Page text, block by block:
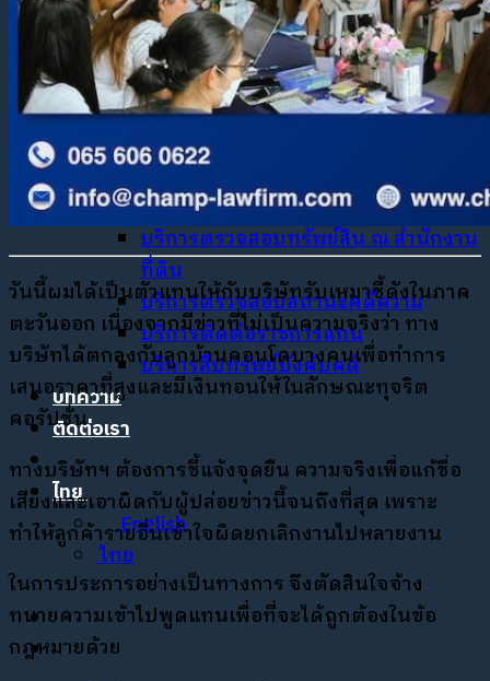
บริการตรวจสอบธุรกิจ
บริการด้านกฎหมายต่างๆ
บริการด้านพินัยกรรม / จัดการมรดก
บริการแปลเอกสารราชการ
บริการขอใบอนุญาตต่างๆ
Notary Public
บริการตรวจสอบสถานะทางกฎหมาย
บริการตรวจสอบทรัพย์สิน ณ สำนักงาน
ที่ดิน
บริการตรวจสอบสถานะคดีความ
บริการติดต่อราชการแทน
บริการสืบทรัพย์บังคับคดี
บทความ
ติดต่อเรา
ไทย
English
ไทย
วันนี้ผมได้เป็นตัวแทนให้กับบริษัทรับเหมาชี้ดังในภาค
ตะวันออก เนื่องจากมีข่าวที่ไม่เป็นความจริงว่า ทาง
บริษัทได้ตกลงกับลูกบ้านคอนโดบางคนเพื่อทำการ
เสนอราคาที่สูงและมีเงินทอนให้ในลักษณะทุจริต
คอรัปชั่น
ทางบริษัทฯ ต้องการชี้แจ้งจุดยืน ความจริงเพื่อแก้ชื่อ
เสียงและเอาผิดกับผู้ปล่อยข่าวนี้จนถึงที่สุด เพราะ
ทำให้ลูกค้ารายอื่นเข้าใจผิดยกเลิกงานไปหลายงาน
ในการประการอย่างเป็นทางการ จึงตัดสินใจจ้าง
ทนายความเข้าไปพูดแทนเพื่อที่จะได้ถูกต้องในข้อ
กฎหมายด้วย